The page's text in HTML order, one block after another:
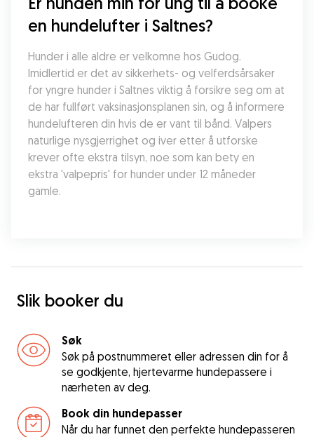
en hundelufter i Saltnes?
Hunder i alle aldre er velkomne hos Gudog.
Imidlertid er det av sikkerhets- og velferdsårsaker
for yngre hunder i Saltnes viktig å forsikre seg om at
de har fullført vaksinasjonsplanen sin, og å informere
hundelufteren din hvis de er vant til bånd. Valpers
naturlige nysgjerrighet og iver etter å utforske
krever ofte ekstra tilsyn, noe som kan bety en
ekstra 'valpepris' for hunder under 12 måneder
gamle.
Slik booker du
Søk
Søk på postnummeret eller adressen din for å
se godkjente, hjertevarme hundepassere i
nærheten av deg.
Book din hundepasser
Når du har funnet den perfekte hundepasseren